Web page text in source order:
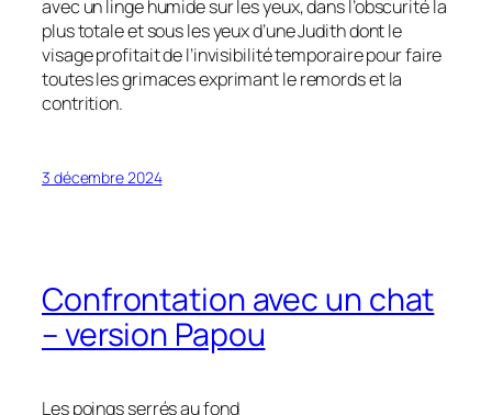
avec un linge humide sur les yeux, dans l’obscurité la
plus totale et sous les yeux d’une Judith dont le
visage profitait de l’invisibilité temporaire pour faire
toutes les grimaces exprimant le remords et la
contrition.
3 décembre 2024
Confrontation avec un chat
– version Papou
Les poings serrés au fond